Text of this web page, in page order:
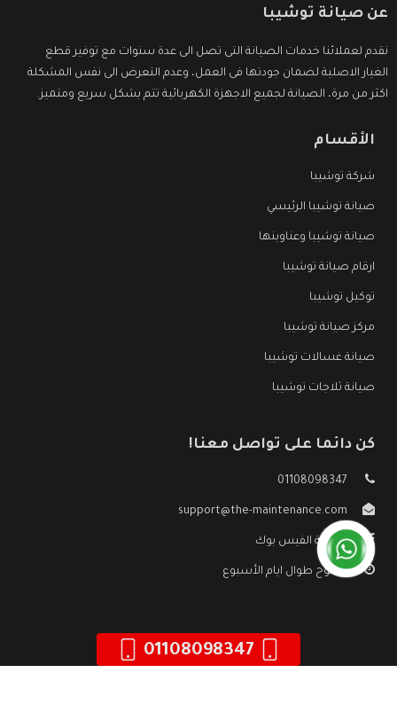
عن صيانة توشيبا
نقدم لعملائنا خدمات الصيانة التى تصل الى عدة سنوات مع توفير قطع
الغيار الاصلية لضمان جودتها فى العمل، وعدم التعرض الى نفس المشكلة
اكثر من مرة، الصيانة لجميع الاجهزة الكهربائية تتم بشكل سريع ومتميز.
الأقسام
شركة توشيبا
صيانة توشيبا الرئيسي
صيانة توشيبا وعناوينها
ارقام صيانة توشيبا
توكيل توشيبا
مركز صيانة توشيبا
صيانة غسالات توشيبا
صيانة ثلاجات توشيبا
كن دائما على تواصل معنا!
01108098347
support@the-maintenance.com
صفحة الفيس بوك
مفتوح طوال ايام الأسبوع
01108098347